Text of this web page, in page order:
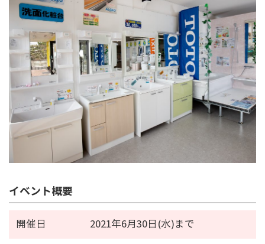
イベント概要
開催日 2021年6月30日(水)まで